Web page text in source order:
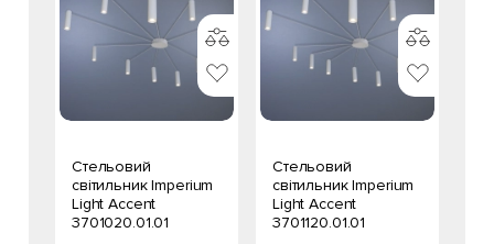
Стельовий
світильник Imperium
Light Accent
3701020.01.01
Стельовий
світильник Imperium
Light Accent
3701120.01.01